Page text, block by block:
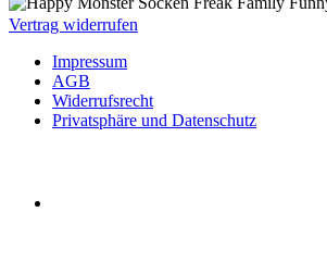
Vertrag widerrufen
Impressum
AGB
Widerrufsrecht
Privatsphäre und Datenschutz